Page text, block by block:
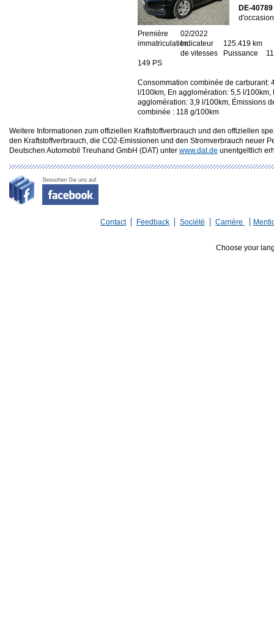
DE-
Première
immatriculation
02/2022
Indicateur
de vitesses
125.419 km
Puissance
149 PS
Consommation combinée de carburant:
l/100km, En agglomération: 5,5 l/100km,
agglomération: 3,9 l/100km, Émissions
combinée : 118 g/100km
Weitere Informationen zum offiziellen Kraftstoffverbrauch und den offiziellen
den Kraftstoffverbrauch, die CO2-Emissionen und den Stromverbrauch neuer
Deutschen Automobil Treuhand GmbH (DAT) unter www.dat.de unentgeltlich
Contact Feedback Société Carrière
Choose your